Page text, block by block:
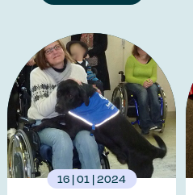
16 | 01 | 2024